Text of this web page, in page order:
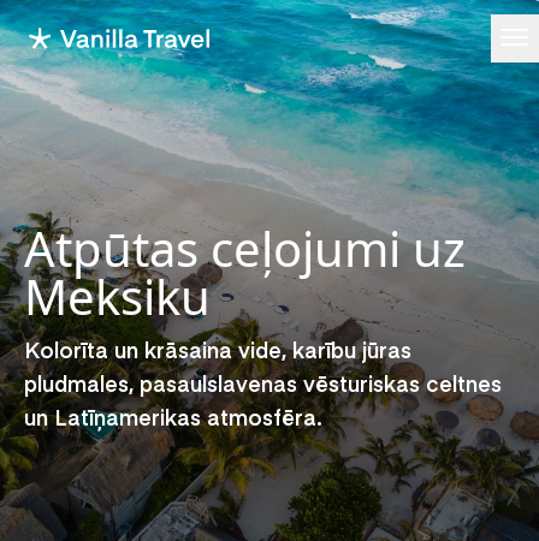
Atpūtas ceļojumi uz
Meksiku
Kolorīta un krāsaina vide, karību jūras
pludmales, pasaulslavenas vēsturiskas celtnes
un Latīņamerikas atmosfēra.